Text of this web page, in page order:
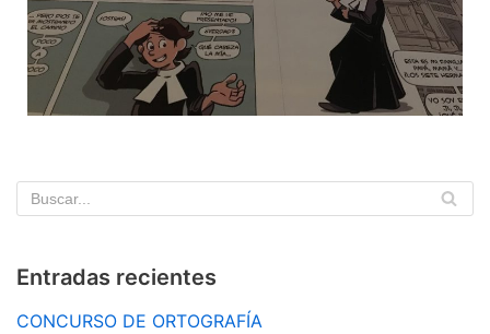
Entradas recientes
CONCURSO DE ORTOGRAFÍA